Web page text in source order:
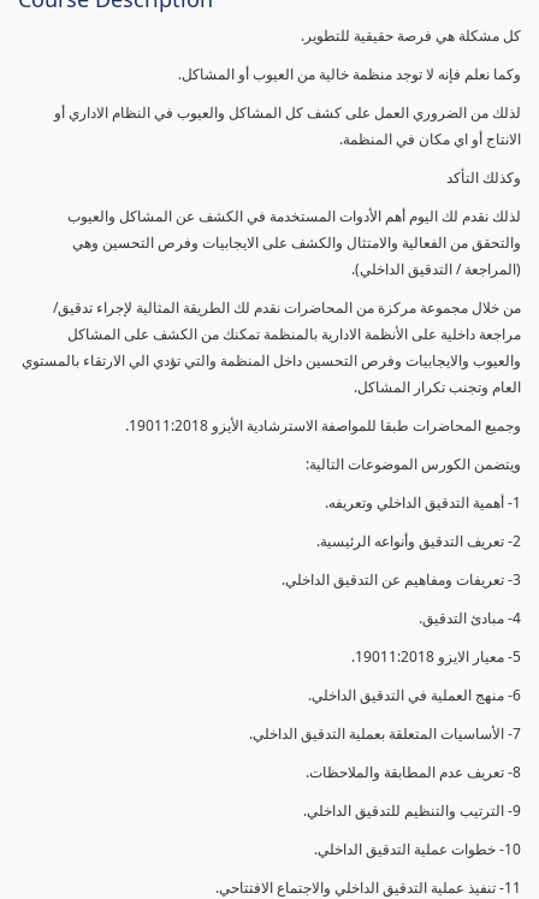
كل مشكلة هي فرصة حقيقية للتطوير.
وكما نعلم فإنه لا توجد منظمة خالية من العيوب أو المشاكل.
لذلك من الضروري العمل على كشف كل المشاكل والعيوب في النظام الاداري أو
الانتاج أو اي مكان في المنظمة.
وكذلك التأكد
لذلك نقدم لك اليوم أهم الأدوات المستخدمة في الكشف عن المشاكل والعيوب
والتحقق من الفعالية والامتثال والكشف على الايجابيات وفرص التحسين وهي
(المراجعة / التدقيق الداخلي).
من خلال مجموعة مركزة من المحاضرات نقدم لك الطريقة المثالية لإجراء تدقيق/
مراجعة داخلية على الأنظمة الادارية بالمنظمة تمكنك من الكشف على المشاكل
والعيوب والايجابيات وفرص التحسين داخل المنظمة والتي تؤدي الي الارتقاء بالمستوي
العام وتجنب تكرار المشاكل.
وجميع المحاضرات طبقا للمواصفة الاسترشادية الأيزو 19011:2018.
ويتضمن الكورس الموضوعات التالية:
1- أهمية التدقيق الداخلي وتعريفه.
2- تعريف التدقيق وأنواعه الرئيسية.
3- تعريفات ومفاهيم عن التدقيق الداخلي.
4- مبادئ التدقيق.
5- معيار الايزو 19011:2018.
6- منهج العملية في التدقيق الداخلي.
7- الأساسيات المتعلقة بعملية التدقيق الداخلي.
8- تعريف عدم المطابقة والملاحظات.
9- الترتيب والتنظيم للتدقيق الداخلي.
10- خطوات عملية التدقيق الداخلي.
11- تنفيذ عملية التدقيق الداخلي والاجتماع الافتتاحي.